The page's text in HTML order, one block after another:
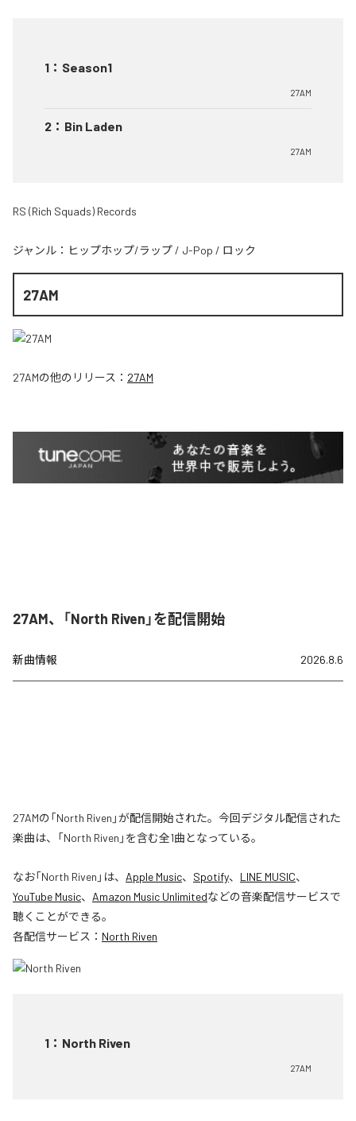
1 ： Season1
27AM
2 ： Bin Laden
27AM
RS (Rich Squads) Records
ジャンル： ヒップホップ/ラップ / J-Pop / ロック
27AM
27AMの他のリリース： 27AM
27AM、「North Riven」を配信開始
新曲情報 2026.8.6
27AMの「North Riven」が配信開始された。今回デジタル配信された
楽曲は、「North Riven」を含む全1曲となっている。
なお「North Riven 」は、 Apple Music、 Spotify、 LINE MUSIC、
YouTube Music、 Amazon Music Unlimitedなどの音楽配信サービスで
聴くことができる。
各配信サービス： North Riven
1 ： North Riven
27AM